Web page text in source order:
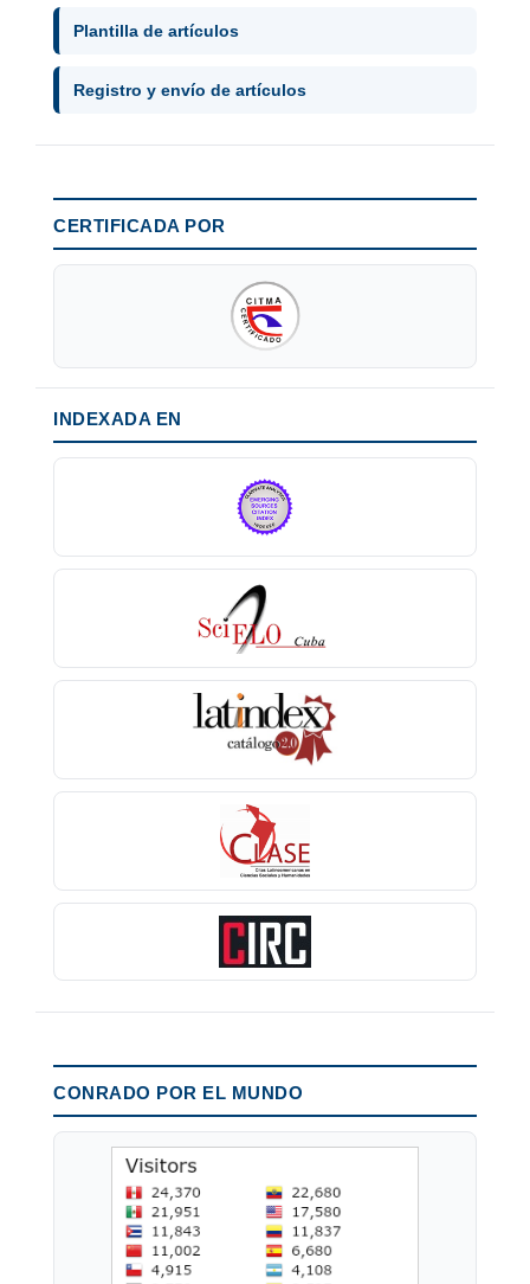
Plantilla de artículos
Registro y envío de artículos
CERTIFICADA POR
INDEXADA EN
CONRADO POR EL MUNDO